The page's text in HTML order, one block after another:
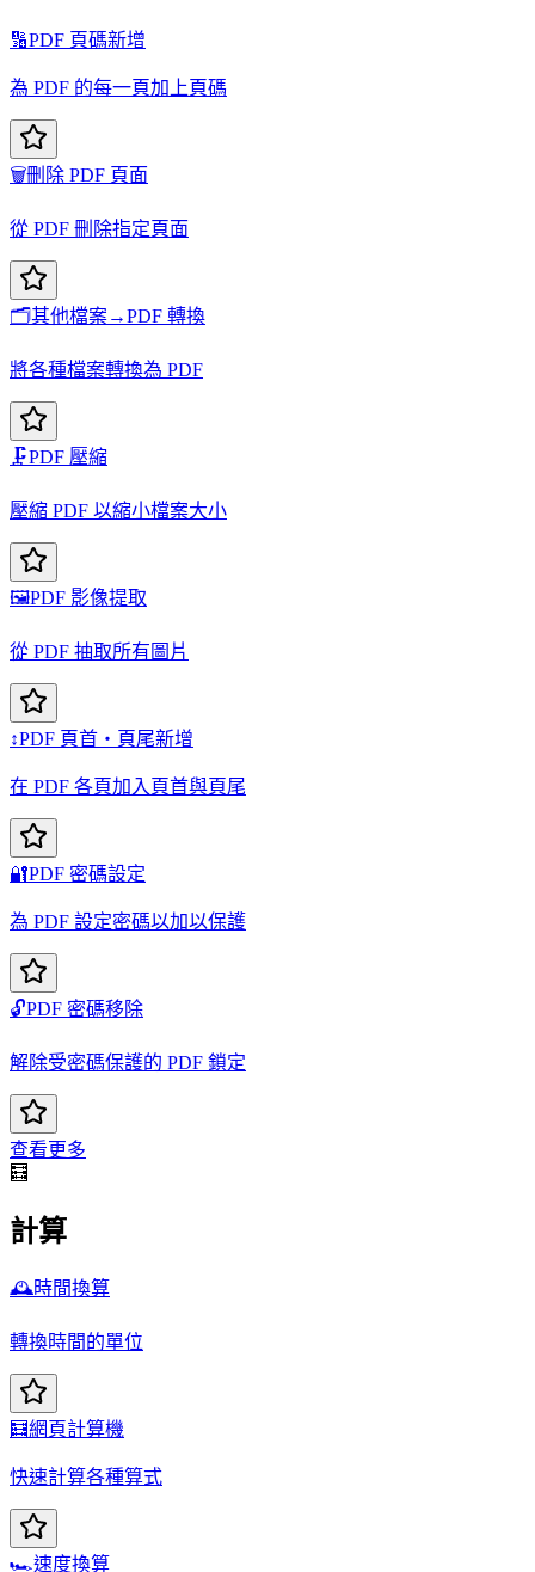
🔢PDF 頁碼新增
為 PDF 的每一頁加上頁碼
🗑️刪除 PDF 頁面
從 PDF 刪除指定頁面
🗂️其他檔案→PDF 轉換
將各種檔案轉換為 PDF
🗜️PDF 壓縮
壓縮 PDF 以縮小檔案大小
🖼️PDF 影像提取
從 PDF 抽取所有圖片
↕️PDF 頁首・頁尾新增
在 PDF 各頁加入頁首與頁尾
🔐PDF 密碼設定
為 PDF 設定密碼以加以保護
🔓PDF 密碼移除
解除受密碼保護的 PDF 鎖定
查看更多
🧮
計算
🕰️時間換算
轉換時間的單位
🧮網頁計算機
快速計算各種算式
🏎️速度換算